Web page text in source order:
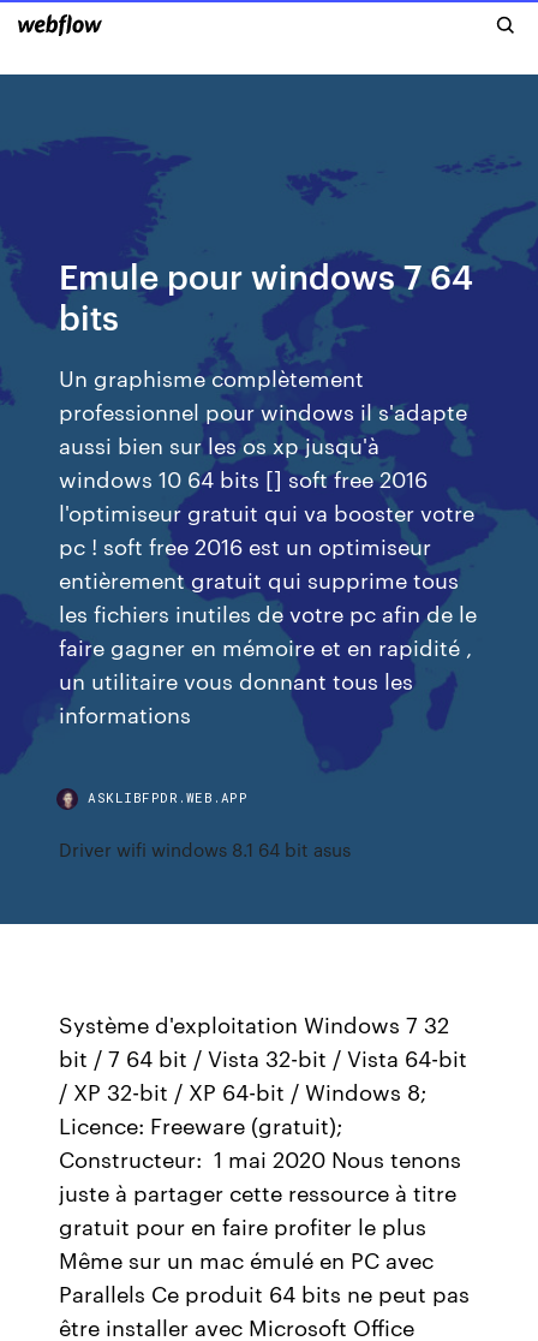
Emule pour windows 7 64
bits
Un graphisme complètement
professionnel pour windows il s'adapte
aussi bien sur les os xp jusqu'à
windows 10 64 bits [] soft free 2016
l'optimiseur gratuit qui va booster votre
pc ! soft free 2016 est un optimiseur
entièrement gratuit qui supprime tous
les fichiers inutiles de votre pc afin de le
faire gagner en mémoire et en rapidité ,
un utilitaire vous donnant tous les
informations
ASKLIBFPDR.WEB.APP
Driver wifi windows 8.1 64 bit asus
Système d'exploitation Windows 7 32
bit / 7 64 bit / Vista 32-bit / Vista 64-bit
/ XP 32-bit / XP 64-bit / Windows 8;
Licence: Freeware (gratuit);
Constructeur: 1 mai 2020 Nous tenons
juste à partager cette ressource à titre
gratuit pour en faire profiter le plus
Même sur un mac émulé en PC avec
Parallels Ce produit 64 bits ne peut pas
être installer avec Microsoft Office